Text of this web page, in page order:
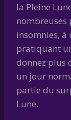
la Pleine
nombreuses
insomnies, à
pratiquant
donnez plus
un jour
partie du
Lune.